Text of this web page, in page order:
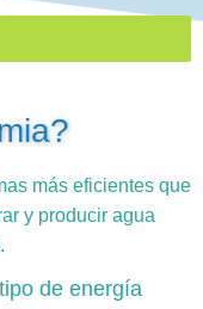
más eficientes que
y producir agua
de energía